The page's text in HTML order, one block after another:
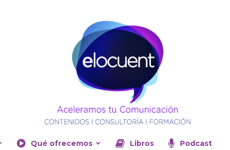
Qué ofrecemos Libros Podcast